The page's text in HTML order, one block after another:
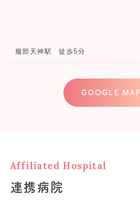
服部天神駅 徒歩5分
GOOGLE MAP
Affiliated Hospital
連携病院